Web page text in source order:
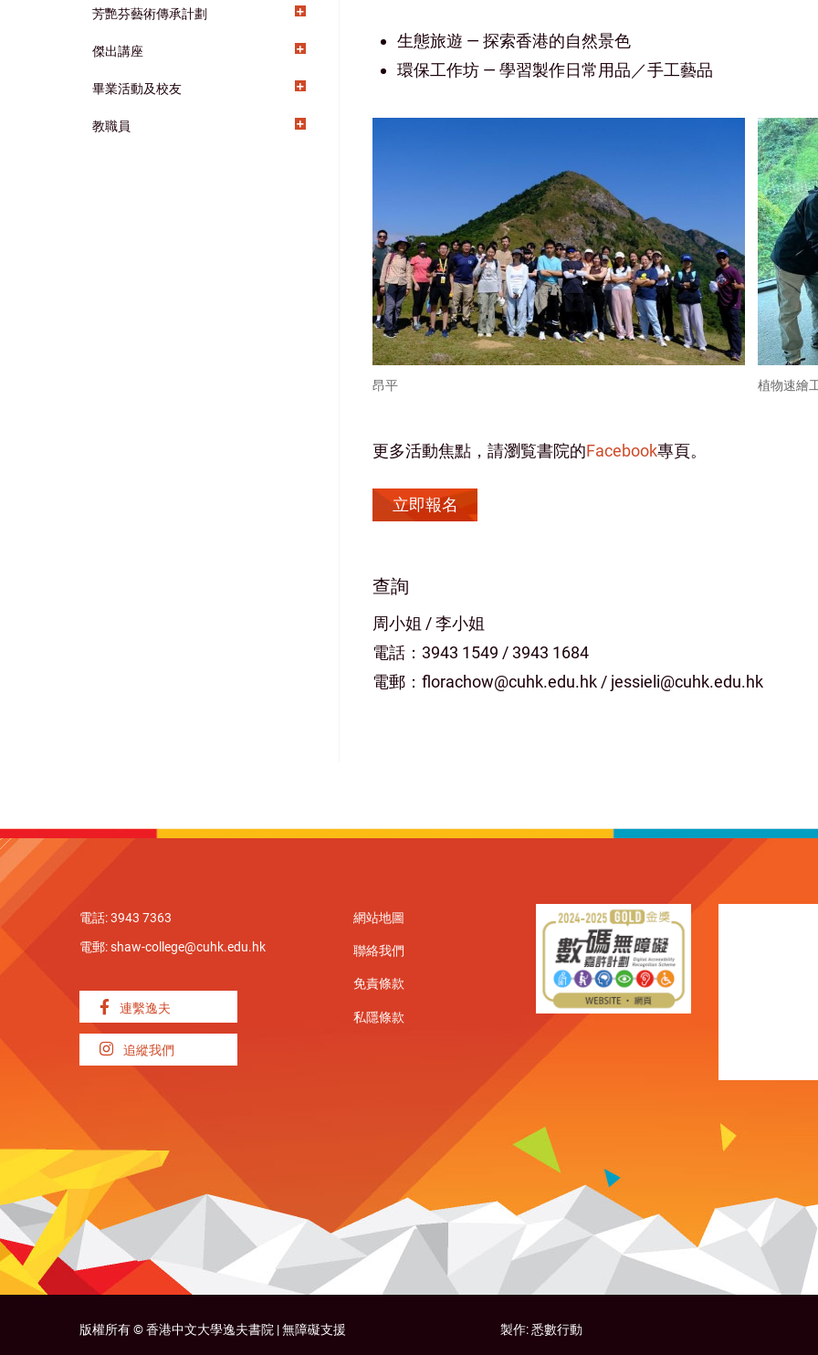
芳艷芬藝術傳承計劃
傑出講座
畢業活動及校友
教職員
生態旅遊 — 探索香港的自然景色
環保工作坊 — 學習製作日常用品／手工藝品
昂平 植物速繪
更多活動焦點，請瀏覧書院的Facebook專頁。
立即報名
查詢
周小姐 / 李小姐
電話：3943 1549 / 3943 1684
電郵：florachow@cuhk.edu.hk / jessieli@cuhk.edu.hk
電話: 3943 7363
電郵:shaw-college@cuhk.edu.hk
連繫逸夫
追縱我們
網站地圖
聯絡我們
免責條款
私隱條款
版權所有 ©香港中文大學逸夫書院 |無障礙支援 製作:悉數行動